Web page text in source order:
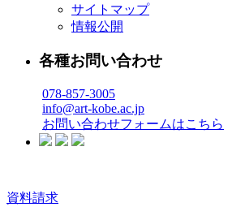
サイトマップ
情報公開
各種お問い合わせ
078-857-3005
info@art-kobe.ac.jp
お問い合わせフォームはこちら
資料請求